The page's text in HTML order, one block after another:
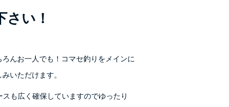
い！
んお一人でも！コマセ釣りをメインに
いただけます。
も広く確保していますのでゆったり